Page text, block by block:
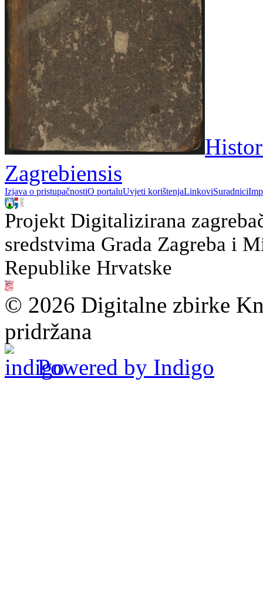
Zagrebiensis
Izjava o pristupačnostiO portaluUvjeti korištenjaLinkoviSuradnici
Projekt Digitalizirana
sredstvima Grada Zagreba i
Republike Hrvatske
© 2026 Digitalne zbirke
pridržana
Powered by Indigo